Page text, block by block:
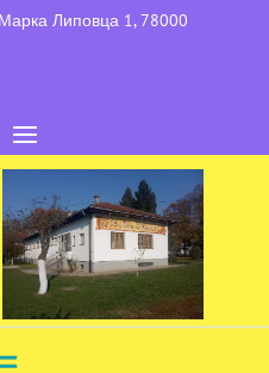
Липовца 1, 78000